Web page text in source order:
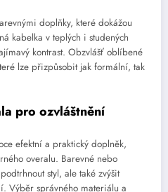
doplňky, které dokážou
kabelka v teplých i studených
kontrast. Obzvlášť oblíbené
lze přizpůsobit jak formální, tak
pro ozvláštnění
efektní a praktický doplněk,
overalu. Barevné nebo
styl, ale také zvýšit
Výběr správného materiálu a